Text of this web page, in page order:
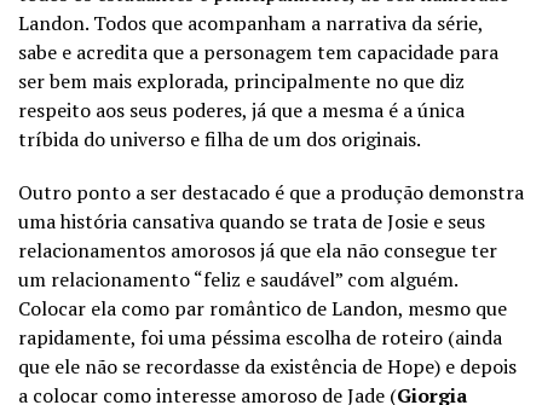
Landon. Todos que acompanham a narrativa da série,
sabe e acredita que a personagem tem capacidade para
ser bem mais explorada, principalmente no que diz
respeito aos seus poderes, já que a mesma é a única
tríbida do universo e filha de um dos originais.
Outro ponto a ser destacado é que a produção demonstra
uma história cansativa quando se trata de Josie e seus
relacionamentos amorosos já que ela não consegue ter
um relacionamento “feliz e saudável” com alguém.
Colocar ela como par romântico de Landon, mesmo que
rapidamente, foi uma péssima escolha de roteiro (ainda
que ele não se recordasse da existência de Hope) e depois
a colocar como interesse amoroso de Jade (Giorgia